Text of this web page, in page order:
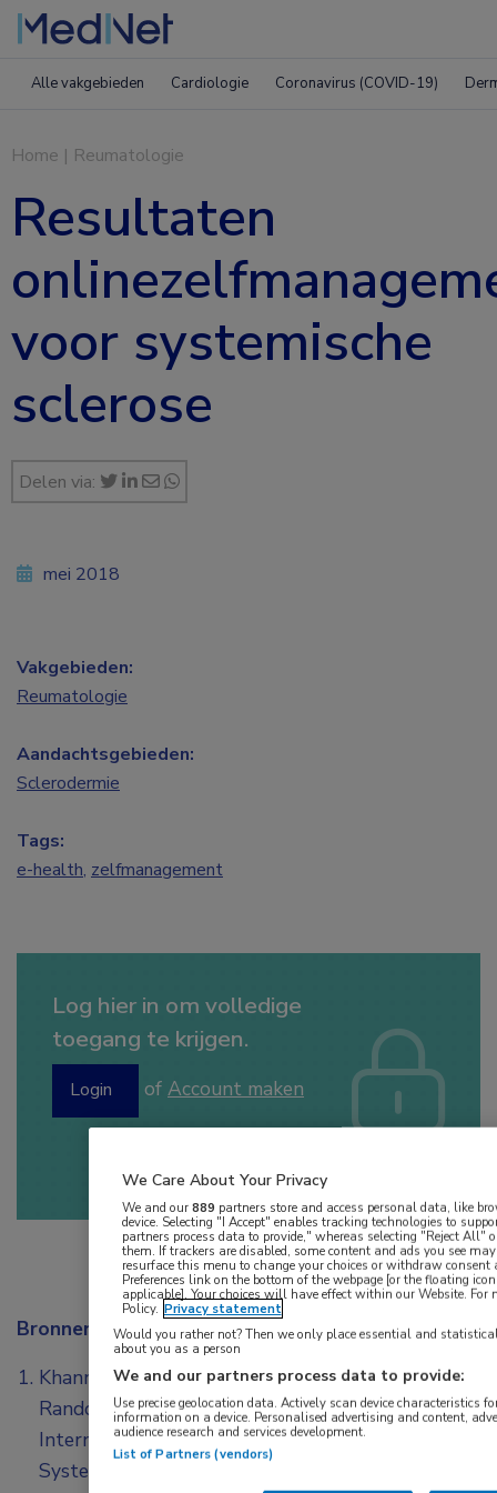
Alle vakgebieden Cardiologie Coronavirus (COVID-19)
Home | Reumatologie
Resultaten
voor systemische
sclerose
Delen via:
Log hier in om volledige
toegang te krijgen.
Login of Account maken
Bronnen:
Khanna D, Serrano J, Berrocal VJ, et al. A
Randomized Controlled Trial to Evaluate an
Internet‐Based Self‐Management Program in
Systemic Sclerosis. NCBINCBI Logo Skip to main
mei 2018
Vakgebieden:
Reumatologie
Aandachtsgebieden:
Sclerodermie
Tags:
e-health, zelfmanagement
We Care About Your Privacy
We and our889 partners store and access personal data, like
device. Selecting "I Accept" enables tracking technologies to
partners process data to provide," whereas selecting "Reject
them. If trackers are disabled, some content and ads you see
resurface this menu to change your choices or withdraw
Preferences link on the bottom of the webpage [or the floating
applicable]. Your choices will have effect within our Website. For
Policy. Privacy statement
Would you rather not? Then we only place essential and
about you as a person
We and our partners process data to provide:
Use precise geolocation data. Actively scan device characteristics
information on a device. Personalised advertising and content,
audience research and services development.
List of Partners (vendors)